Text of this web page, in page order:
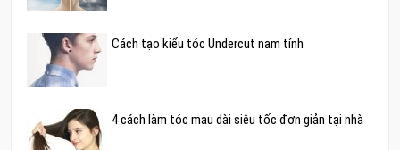
Cách tạo kiểu tóc Undercut nam tính
4 cách làm tóc mau dài siêu tốc đơn giản tại nhà